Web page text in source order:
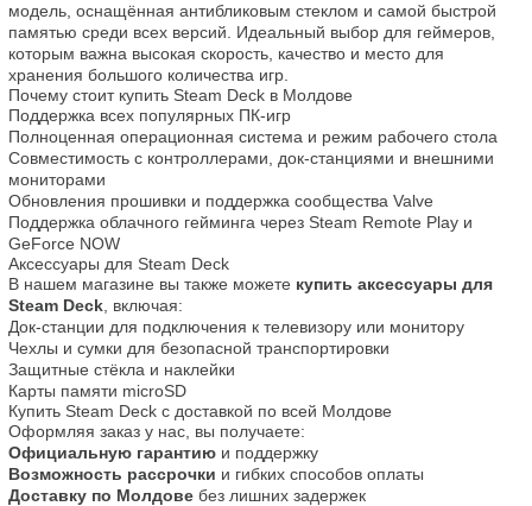
модель, оснащённая антибликовым стеклом и самой быстрой
памятью среди всех версий. Идеальный выбор для геймеров,
которым важна высокая скорость, качество и место для
хранения большого количества игр.
Почему стоит купить Steam Deck в Молдове
Поддержка всех популярных ПК-игр
Полноценная операционная система и режим рабочего стола
Совместимость с контроллерами, док-станциями и внешними
мониторами
Обновления прошивки и поддержка сообщества Valve
Поддержка облачного гейминга через Steam Remote Play и
GeForce NOW
Аксессуары для Steam Deck
В нашем магазине вы также можете купить аксессуары для
Steam Deck , включая:
Док-станции для подключения к телевизору или монитору
Чехлы и сумки для безопасной транспортировки
Защитные стёкла и наклейки
Карты памяти microSD
Купить Steam Deck с доставкой по всей Молдове
Оформляя заказ у нас, вы получаете:
Официальную гарантию и поддержку
Возможность рассрочки и гибких способов оплаты
Доставку по Молдове без лишних задержек